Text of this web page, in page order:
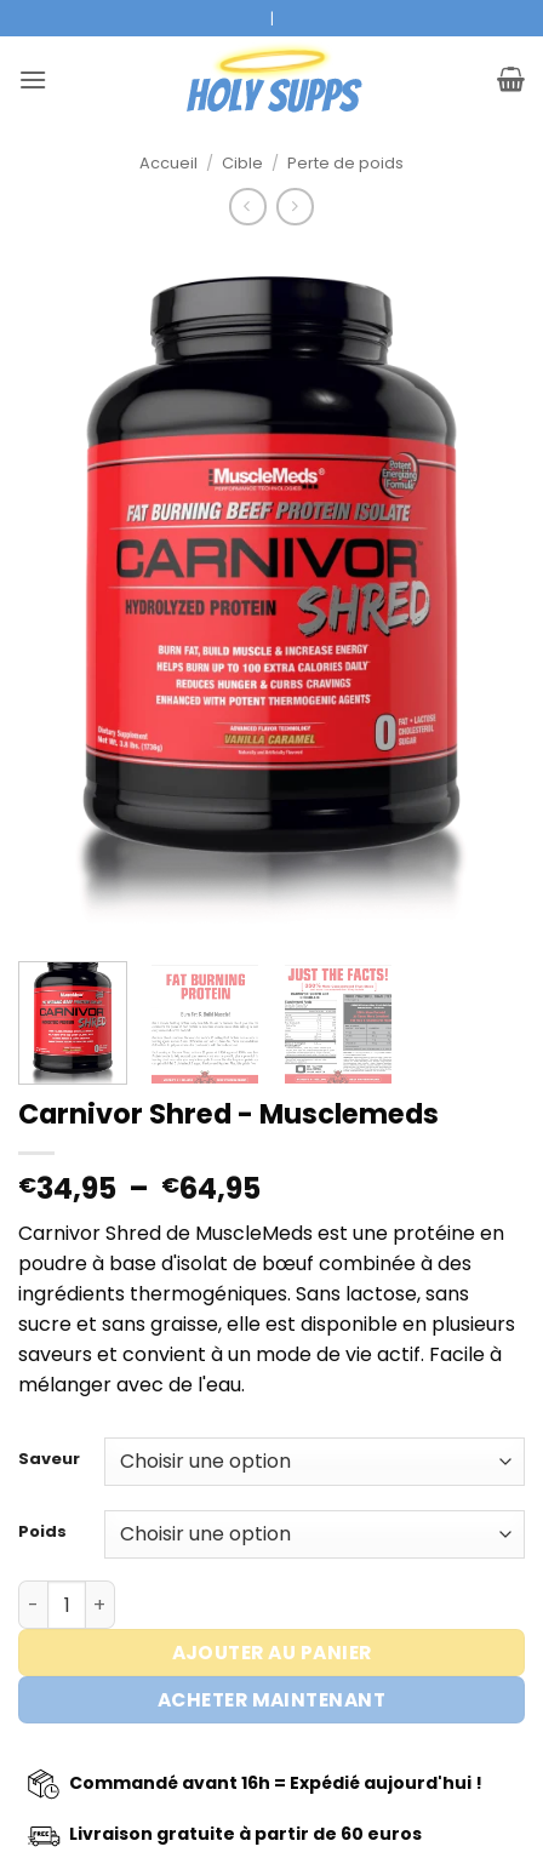
to
content
|
Accueil / Cible / Perte de poids
Carnivor Shred - Musclemeds
€34,95 – €64,95Plage
de
prix :
€34,95
à
€64,95
Carnivor Shred de MuscleMeds est une protéine en
poudre à base d'isolat de bœuf combinée à des
ingrédients thermogéniques. Sans lactose, sans
sucre et sans graisse, elle est disponible en plusieurs
saveurs et convient à un mode de vie actif. Facile à
mélanger avec de l'eau.
Saveur
Poids
quantité de Carnivor Shred - Musclemeds
AJOUTER AU PANIER
ACHETER MAINTENANT
Commandé avant 16h = Expédié aujourd'hui !
Livraison gratuite à partir de 60 euros